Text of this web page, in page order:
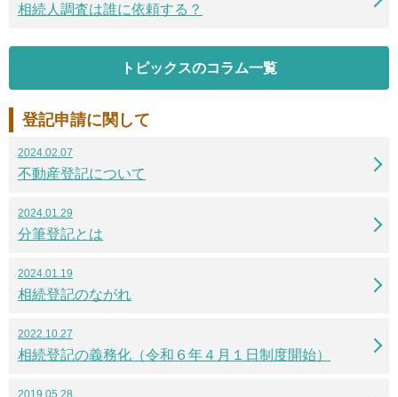
相続人調査は誰に依頼する？
トピックスのコラム一覧
登記申請に関して
2024.02.07
不動産登記について
2024.01.29
分筆登記とは
2024.01.19
相続登記のながれ
2022.10.27
相続登記の義務化（令和６年４月１日制度開始）
2019.05.28